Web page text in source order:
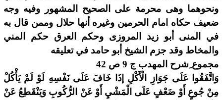
ونحوهما وهى محرمة على الصحيح المشهور وفيه وجه
ضعيف حكاه امام الحرمين وغيره أنها حلال وممن قال به
في المنى أبو زيد المروزى وحكم العرق حكم المني
والمخاط وقد جزم الشيخ أبو حامد في تعليقه
مجموع ِشرح المهدب ج 9 ص 42
وَاتَّفَقُوا عَلَى جَوَازِ الْأَكْلِ إذَا خَافَ عَلَى نَفْسِهِ لَوْ لَمْ يَأْكُلْ
مِنْ جُوعٍ أَوْ ضَعْفٍ عَلَى الْمَشْيِ أَوْ عَنْ الرُّكُوبِ وَيَنْقَطِعُ عَنْ